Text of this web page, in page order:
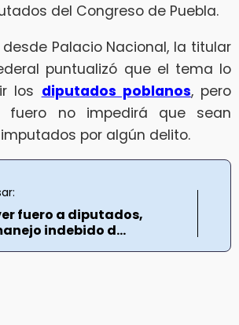
del Congreso de Puebla.
Palacio Nacional, la titular
puntualizó que el tema lo
los diputados poblanos, pero
fuero no impedirá que sean
por algún delito.
fuero a diputados,
indebido d...